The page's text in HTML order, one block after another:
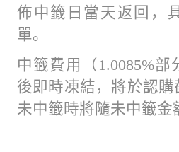
佈中籤日當天返回，
單。
中籤費用（1.0085%
後即時凍結，將於認購
未中籤時將隨未中籤金